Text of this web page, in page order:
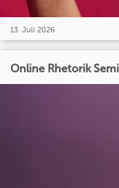
13. Juli 2026
Online Rhetorik